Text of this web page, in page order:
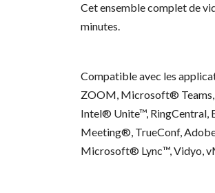
Cet ensemble complet de
minutes.
Compatible avec les
ZOOM, Microsoft® Teams,
Intel® Unite™, RingCentral,
Meeting®, TrueConf,
Microsoft® Lync™, Vidyo,